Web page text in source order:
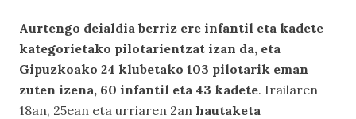
Aurtengo deialdia berriz ere infantil eta kadete
kategorietako pilotarientzat izan da, eta
Gipuzkoako 24 klubetako 103 pilotarik eman
zuten izena, 60 infantil eta 43 kadete. Irailaren
18an, 25ean eta urriaren 2an hautaketa